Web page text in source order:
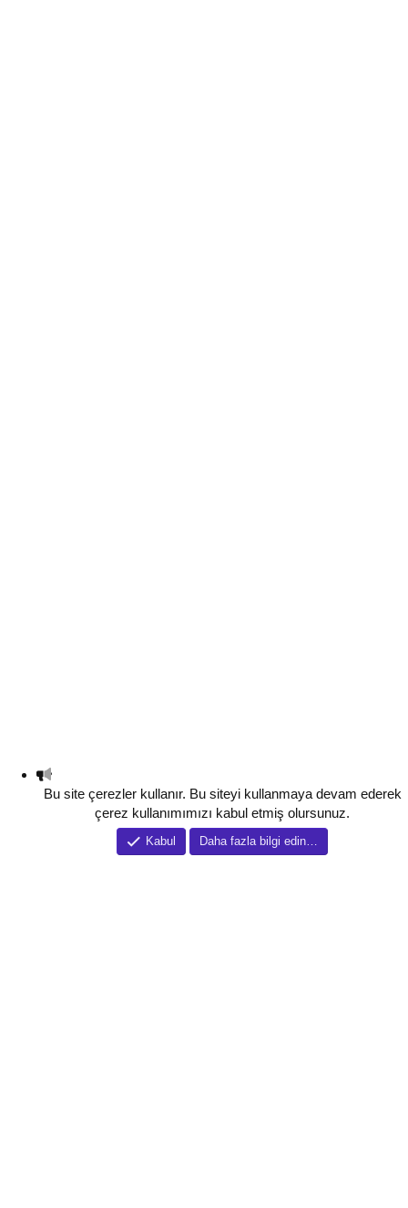
Bu site çerezler kullanır. Bu siteyi kullanmaya devam ederek
çerez kullanımımızı kabul etmiş olursunuz.
Kabul Daha fazla bilgi edin…